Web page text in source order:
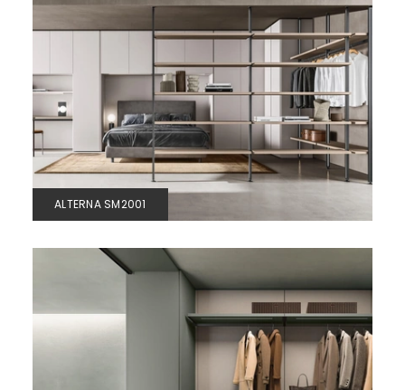
ALTERNA SM2001